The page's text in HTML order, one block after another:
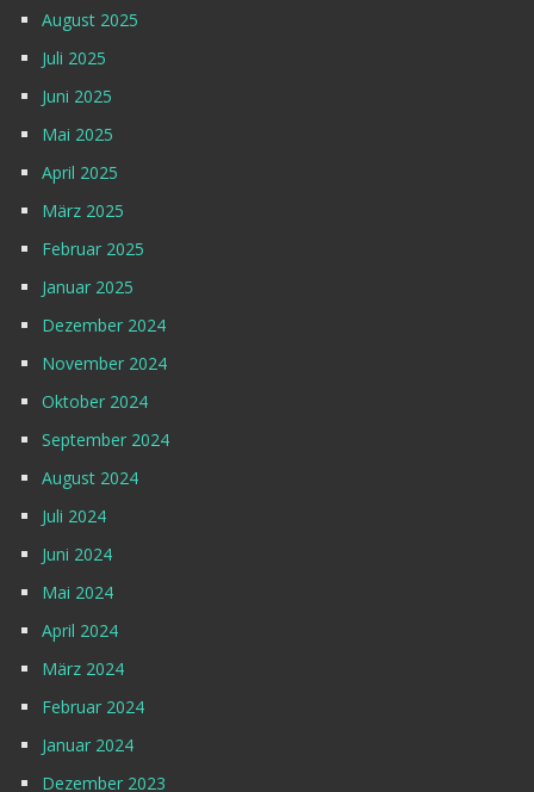
August 2025
Juli 2025
Juni 2025
Mai 2025
April 2025
März 2025
Februar 2025
Januar 2025
Dezember 2024
November 2024
Oktober 2024
September 2024
August 2024
Juli 2024
Juni 2024
Mai 2024
April 2024
März 2024
Februar 2024
Januar 2024
Dezember 2023